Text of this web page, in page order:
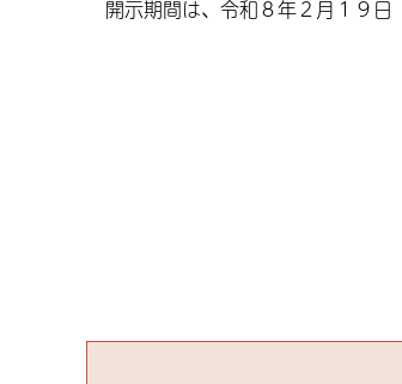
開示期間は、令和８年２月１９日